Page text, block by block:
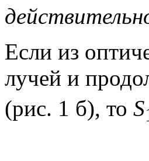
Если из
лучей и
(рис. 1 б), то S